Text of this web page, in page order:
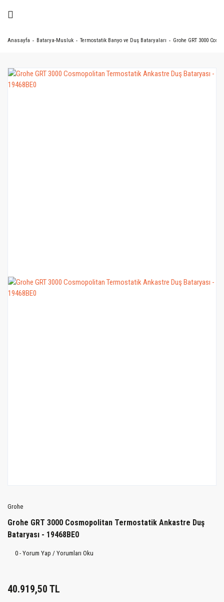
Anasayfa Batarya-Musluk Termostatik Banyo ve Duş Bataryaları Grohe GRT 3000
Grohe
Grohe GRT 3000 Cosmopolitan Termostatik Ankastre Duş
Bataryası - 19468BE0
0 - Yorum Yap / Yorumları Oku
40.919,50 TL